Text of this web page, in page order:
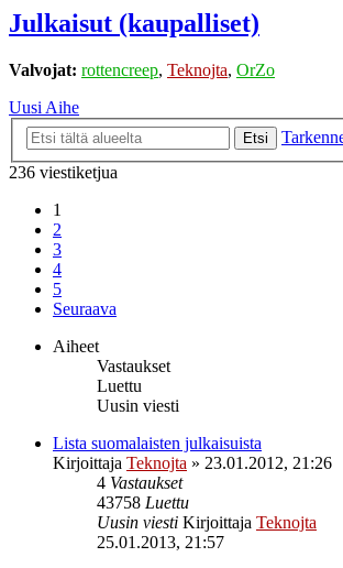
Julkaisut (kaupalliset)
Valvojat: rottencreep, Teknojta, OrZo
Uusi Aihe
Etsi
236 viestiketjua
1
2
3
4
5
Seuraava
Aiheet
Vastaukset
Luettu
Uusin viesti
Lista suomalaisten julkaisuista
Kirjoittaja Teknojta » 23.01.2012, 21:26
4 Vastaukset
43758 Luettu
Uusin viesti Kirjoittaja Teknojta
25.01.2013, 21:57